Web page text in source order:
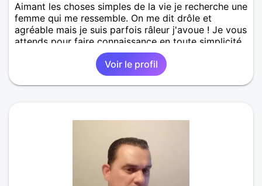
Aimant les choses simples de la vie je recherche une
femme qui me ressemble. On me dit drôle et
agréable mais je suis parfois râleur j'avoue ! Je vous
attends pour faire connaissance en toute simplicité.
Voir le profil